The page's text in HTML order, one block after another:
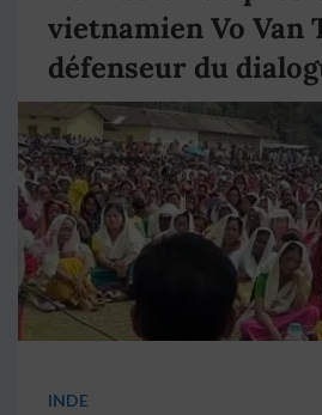
vietnamien Vo Van
défenseur du
pape François
INDE